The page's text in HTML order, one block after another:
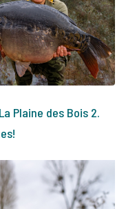
Plaine des Bois 2.